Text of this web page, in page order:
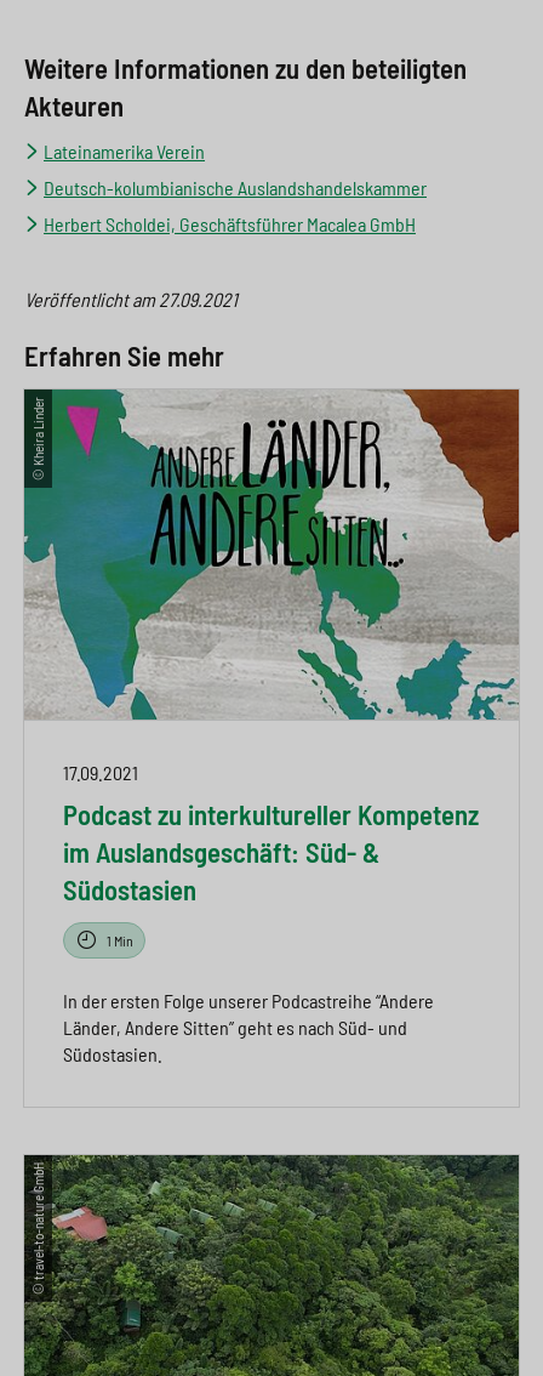
Weitere Informationen zu den beteiligten
Akteuren
Lateinamerika Verein
Deutsch-kolumbianische Auslandshandelskammer
Herbert Scholdei, Geschäftsführer Macalea GmbH
Veröffentlicht am27.09.2021
Erfahren Sie mehr
© Kheira Linder
17.09.2021
Podcast zu interkultureller Kompetenz
im Auslandsgeschäft: Süd- &
Südostasien
1 Min
In der ersten Folge unserer Podcastreihe “Andere
Länder, Andere Sitten” geht es nach Süd- und
Südostasien.
© travel-to-nature GmbH